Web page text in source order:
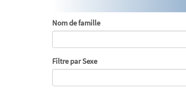
Nom de famille
Filtre par Sexe